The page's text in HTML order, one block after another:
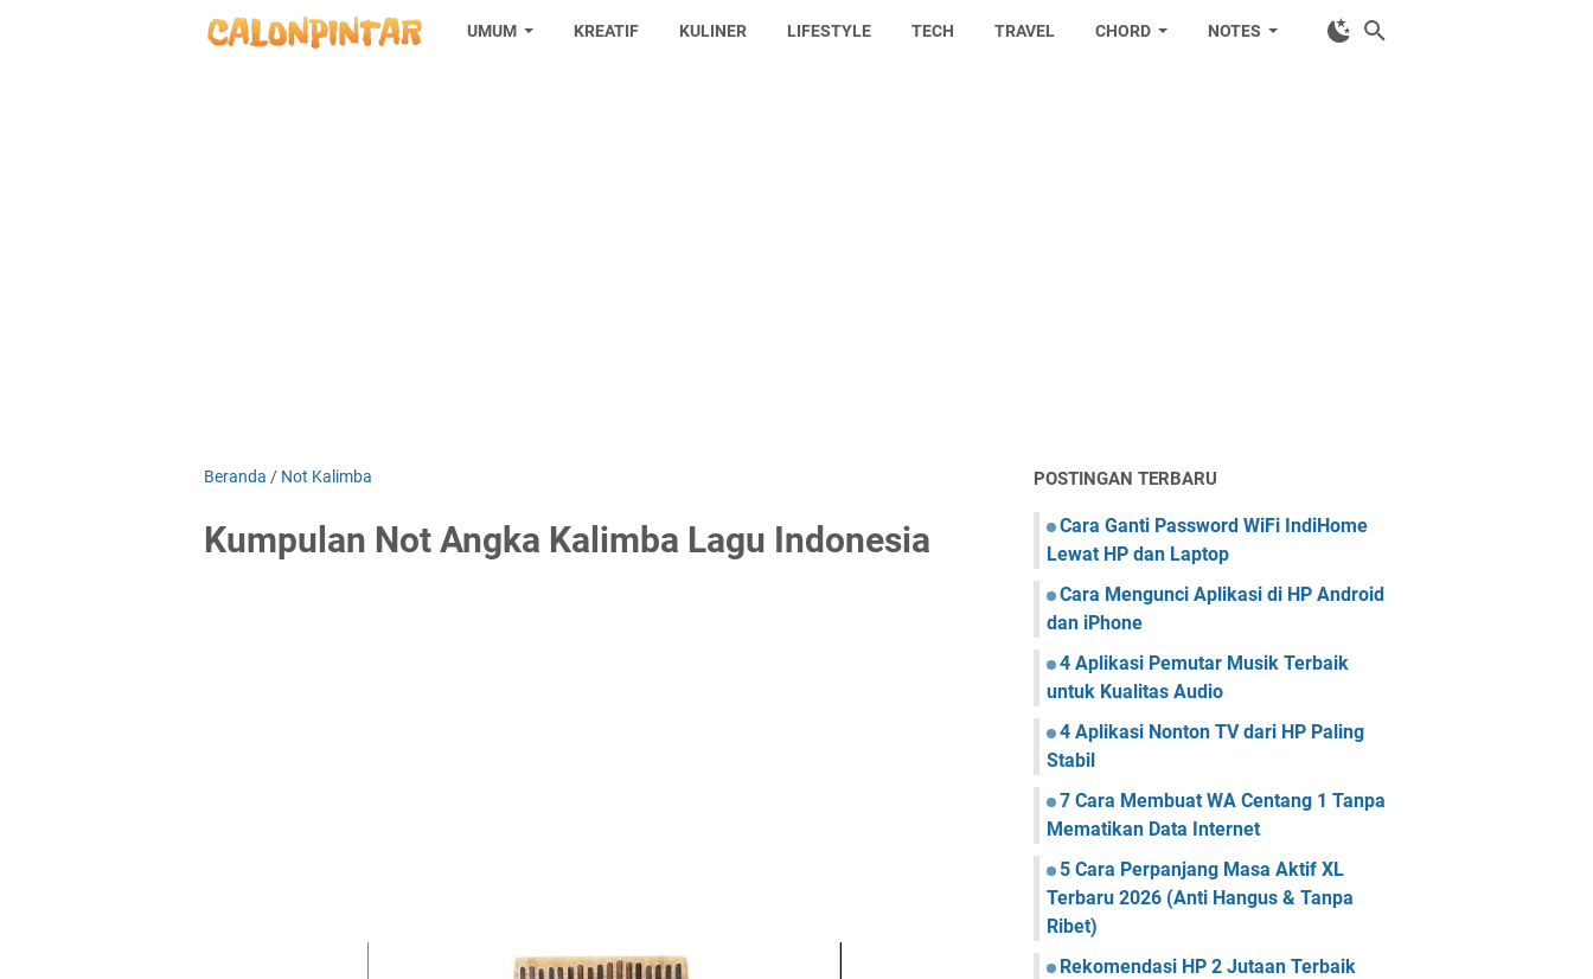
UMUM KREATIF KULINER LIFESTYLE TECH TRAVEL CHORD NOTES
Beranda / Not Kalimba
Kumpulan Not Angka Kalimba Lagu Indonesia
POSTINGAN TERBARU
Cara Ganti Password WiFi IndiHome
Lewat HP dan Laptop
Cara Mengunci Aplikasi di HP Android
dan iPhone
4 Aplikasi Pemutar Musik Terbaik
untuk Kualitas Audio
4 Aplikasi Nonton TV dari HP Paling
Stabil
7 Cara Membuat WA Centang 1 Tanpa
Mematikan Data Internet
5 Cara Perpanjang Masa Aktif XL
Terbaru 2026 (Anti Hangus & Tanpa
Ribet)
Rekomendasi HP 2 Jutaan Terbaik